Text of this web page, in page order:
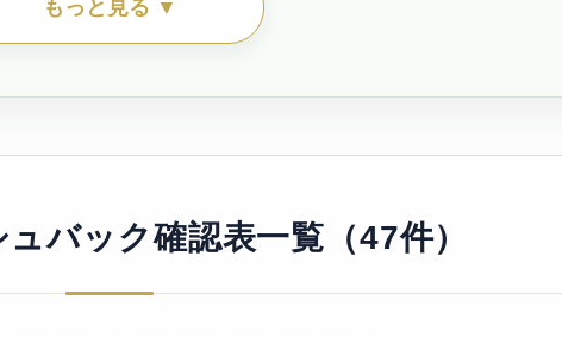
進）待機予約受付中
ファミリー鴨浦（公社・定住促
進）待機予約受付中
一つ山荘（公社）
もっと見る ▼
バック確認表一覧（47件）